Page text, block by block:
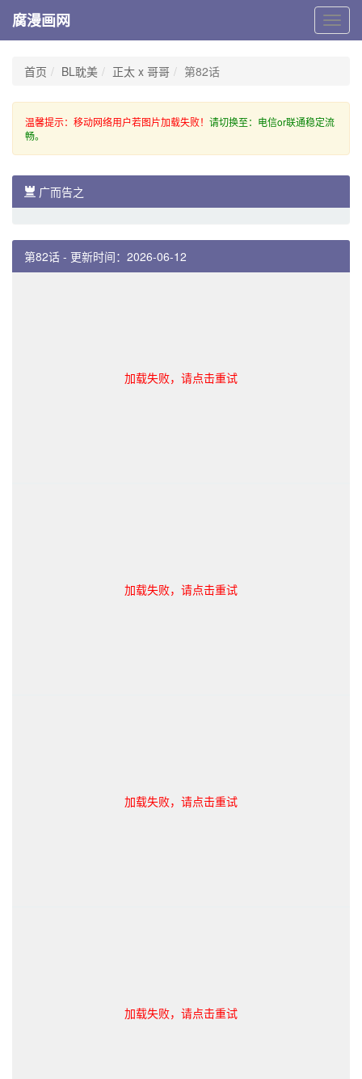
腐
漫
腐漫画网
首页 BL耽美 正太 x 哥哥 第82话
温馨提示：移动网络用户若图片加载失败！ 请切换至：电信or联通稳定流
畅。
广而告之
第82话 - 更新时间：2026-06-12
加载失败，请点击重试
加载失败，请点击重试
加载失败，请点击重试
加载失败，请点击重试